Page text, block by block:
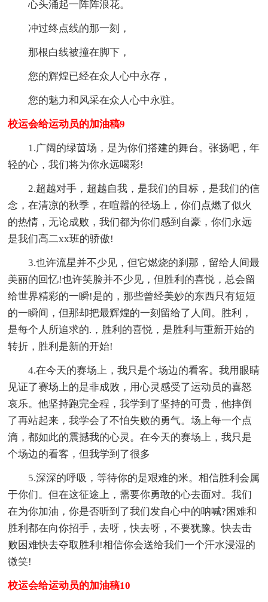
心头涌起一阵阵浪花。
冲过终点线的那一刻，
那根白线被撞在脚下，
您的辉煌已经在众人心中永存，
您的魅力和风采在众人心中永驻。
校运会给运动员的加油稿9
1.广阔的绿茵场，是为你们搭建的舞台。张扬吧，年
轻的心，我们将为你永远喝彩!
2.超越对手，超越自我，是我们的目标，是我们的信
念，在清凉的秋季，在喧嚣的径场上，你们点燃了似火
的热情，无论成败，我们都为你们感到自豪，你们永远
是我们高二xx班的骄傲!
3.也许流星并不少见，但它燃烧的刹那，留给人间最
美丽的回忆!也许笑脸并不少见，但胜利的喜悦，总会留
给世界精彩的一瞬!是的，那些曾经美妙的东西只有短短
的一瞬间，但那却把最辉煌的一刻留给了人间。胜利，
是每个人所追求的.，胜利的喜悦，是胜利与重新开始的
转折，胜利是新的开始!
4.在今天的赛场上，我只是个场边的看客。我用眼睛
见证了赛场上的是非成败，用心灵感受了运动员的喜怒
哀乐。他坚持跑完全程，我学到了坚持的可贵，他摔倒
了再站起来，我学会了不怕失败的勇气。场上每一个点
滴，都如此的震撼我的心灵。在今天的赛场上，我只是
个场边的看客，但我学到了很多
5.深深的呼吸，等待你的是艰难的米。相信胜利会属
于你们。但在这征途上，需要你勇敢的心去面对。我们
在为你加油，你是否听到了我们发自心中的呐喊?困难和
胜利都在向你招手，去呀，快去呀，不要犹豫。快去击
败困难快去夺取胜利!相信你会送给我们一个汗水浸湿的
微笑!
校运会给运动员的加油稿10